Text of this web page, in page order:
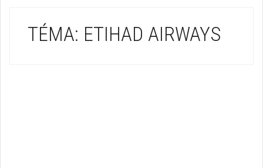
TÉMA: ETIHAD AIRWAYS